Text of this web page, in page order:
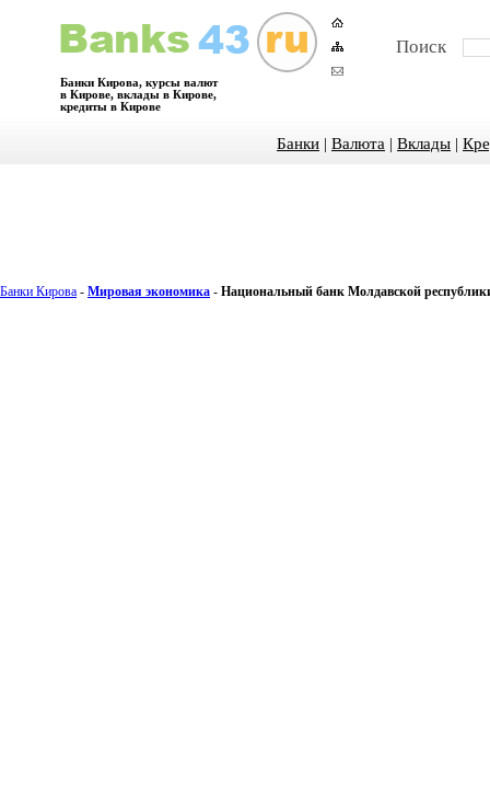
Банки Кирова, курсы валют
в Кирове, вклады в Кирове,
кредиты в Кирове
Поиск
Банки | Валюта | Вклады |
Банки Кирова - Мировая экономика - Национальный банк Молдавской